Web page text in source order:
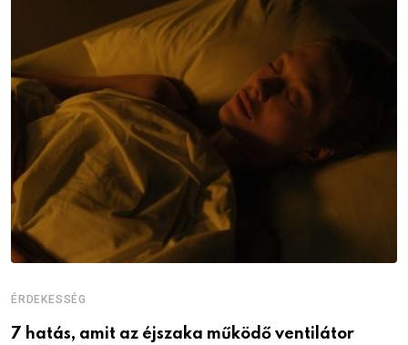
ÉRDEKESSÉG
7 hatás, amit az éjszaka működő ventilátor